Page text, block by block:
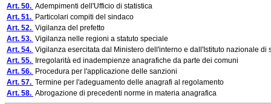
Art. 50. Adempimenti dell'Ufficio di statistica
Art. 51. Particolari compiti del sindaco
Art. 52. Vigilanza del prefetto
Art. 53. Vigilanza nelle regioni a statuto speciale
Art. 54. Vigilanza esercitata dal Ministero dell'interno e dall'Istituto nazionale di
Art. 55.
Irregolarità ed inadempienze anagrafiche da parte dei comuni
Art. 56. Procedura per l'applicazione delle sanzioni
Art. 57. Termine per l'adeguamento delle anagrafi al regolamento
Art. 58. Abrogazione di precedenti norme in materia anagrafica